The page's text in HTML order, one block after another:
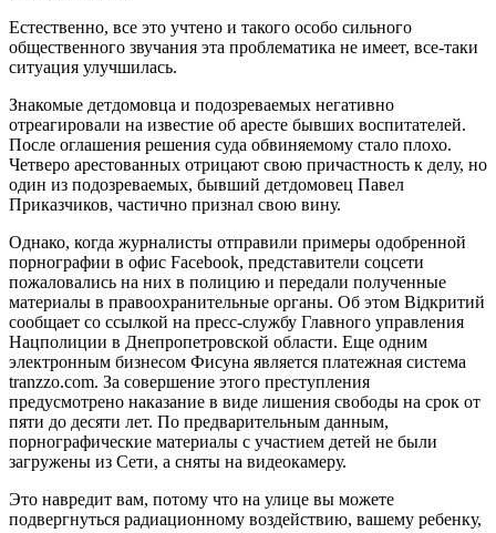
Естественно, все это учтено и такого особо сильного
общественного звучания эта проблематика не имеет, все-таки
ситуация улучшилась.
Знакомые детдомовца и подозреваемых негативно
отреагировали на известие об аресте бывших воспитателей.
После оглашения решения суда обвиняемому стало плохо.
Четверо арестованных отрицают свою причастность к делу, но
один из подозреваемых, бывший детдомовец Павел
Приказчиков, частично признал свою вину.
Однако, когда журналисты отправили примеры одобренной
порнографии в офис Facebook, представители соцсети
пожаловались на них в полицию и передали полученные
материалы в правоохранительные органы. Об этом Відкритий
сообщает со ссылкой на пресс-службу Главного управления
Нацполиции в Днепропетровской области. Еще одним
электронным бизнесом Фисуна является платежная система
tranzzo.com. За совершение этого преступления
предусмотрено наказание в виде лишения свободы на срок от
пяти до десяти лет. По предварительным данным,
порнографические материалы с участием детей не были
загружены из Сети, а сняты на видеокамеру.
Это навредит вам, потому что на улице вы можете
подвергнуться радиационному воздействию, вашему ребенку,